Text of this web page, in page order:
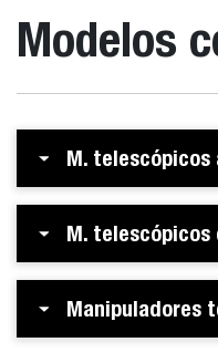
Modelos
M. telescópicos
M. telescópicos
Manipuladores